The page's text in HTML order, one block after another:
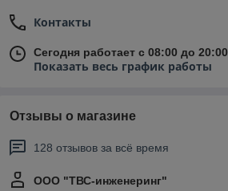
Контакты
Сегодня работает с 08:00 до 20:00
Показать весь график работы
Отзывы о магазине
128 отзывов за всё время
ООО "ТВС-инженеринг"